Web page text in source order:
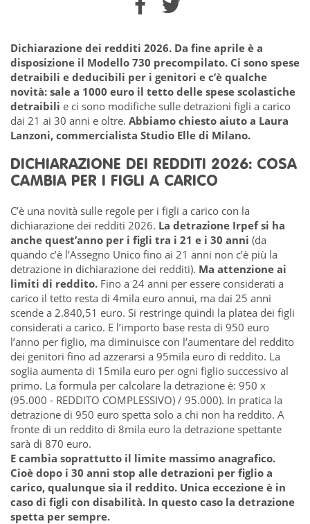
Dichiarazione dei redditi 2026. Da fine aprile è a
disposizione il Modello 730 precompilato. Ci sono spese
detraibili e deducibili per i genitori e c’è qualche
novità: sale a 1000 euro il tetto delle spese scolastiche
detraibili e ci sono modifiche sulle detrazioni figli a carico
dai 21 ai 30 anni e oltre. Abbiamo chiesto aiuto a Laura
Lanzoni, commercialista Studio Elle di Milano.
DICHIARAZIONE DEI REDDITI 2026: COSA
CAMBIA PER I FIGLI A CARICO
C’è una novità sulle regole per i figli a carico con la
dichiarazione dei redditi 2026. La detrazione Irpef si ha
anche quest’anno per i figli tra i 21 e i 30 anni (da
quando c’è l’Assegno Unico fino ai 21 anni non c’è più la
detrazione in dichiarazione dei redditi). Ma attenzione ai
limiti di reddito. Fino a 24 anni per essere considerati a
carico il tetto resta di 4mila euro annui, ma dai 25 anni
scende a 2.840,51 euro. Si restringe quindi la platea dei figli
considerati a carico. E l’importo base resta di 950 euro
l’anno per figlio, ma diminuisce con l’aumentare del reddito
dei genitori fino ad azzerarsi a 95mila euro di reddito. La
soglia aumenta di 15mila euro per ogni figlio successivo al
primo. La formula per calcolare la detrazione è: 950 x
(95.000 - REDDITO COMPLESSIVO) / 95.000). In pratica la
detrazione di 950 euro spetta solo a chi non ha reddito. A
fronte di un reddito di 8mila euro la detrazione spettante
sarà di 870 euro.
E cambia soprattutto il limite massimo anagrafico.
Cioè dopo i 30 anni stop alle detrazioni per figlio a
carico, qualunque sia il reddito. Unica eccezione è in
caso di figli con disabilità. In questo caso la detrazione
spetta per sempre.